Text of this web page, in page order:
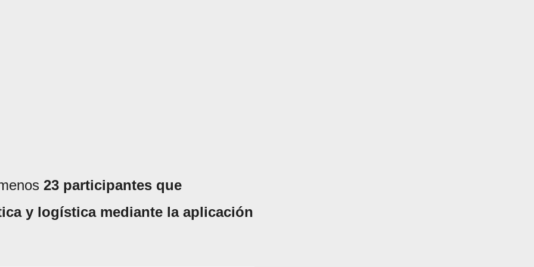
23 participantes que
y logística mediante la aplicación